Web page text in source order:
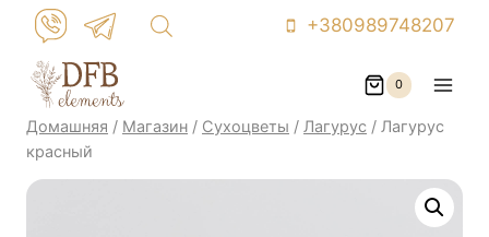
Перейти
контенту
+380989748207
0
Домашняя / Магазин / Сухоцветы / Лагурус / Лагурус
красный